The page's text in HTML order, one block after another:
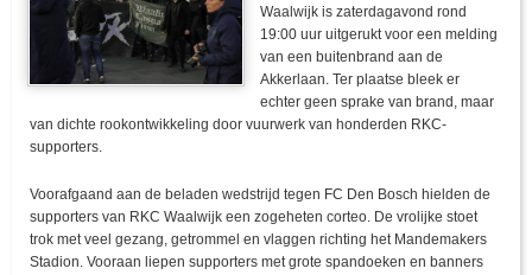
Waalwijk is zaterdagavond rond
19:00 uur uitgerukt voor een melding
van een buitenbrand aan de
Akkerlaan. Ter plaatse bleek er
echter geen sprake van brand, maar
van dichte rookontwikkeling door vuurwerk van honderden RKC-
supporters.
Voorafgaand aan de beladen wedstrijd tegen FC Den Bosch hielden de
supporters van RKC Waalwijk een zogeheten corteo. De vrolijke stoet
trok met veel gezang, getrommel en vlaggen richting het Mandemakers
Stadion. Vooraan liepen supporters met grote spandoeken en banners